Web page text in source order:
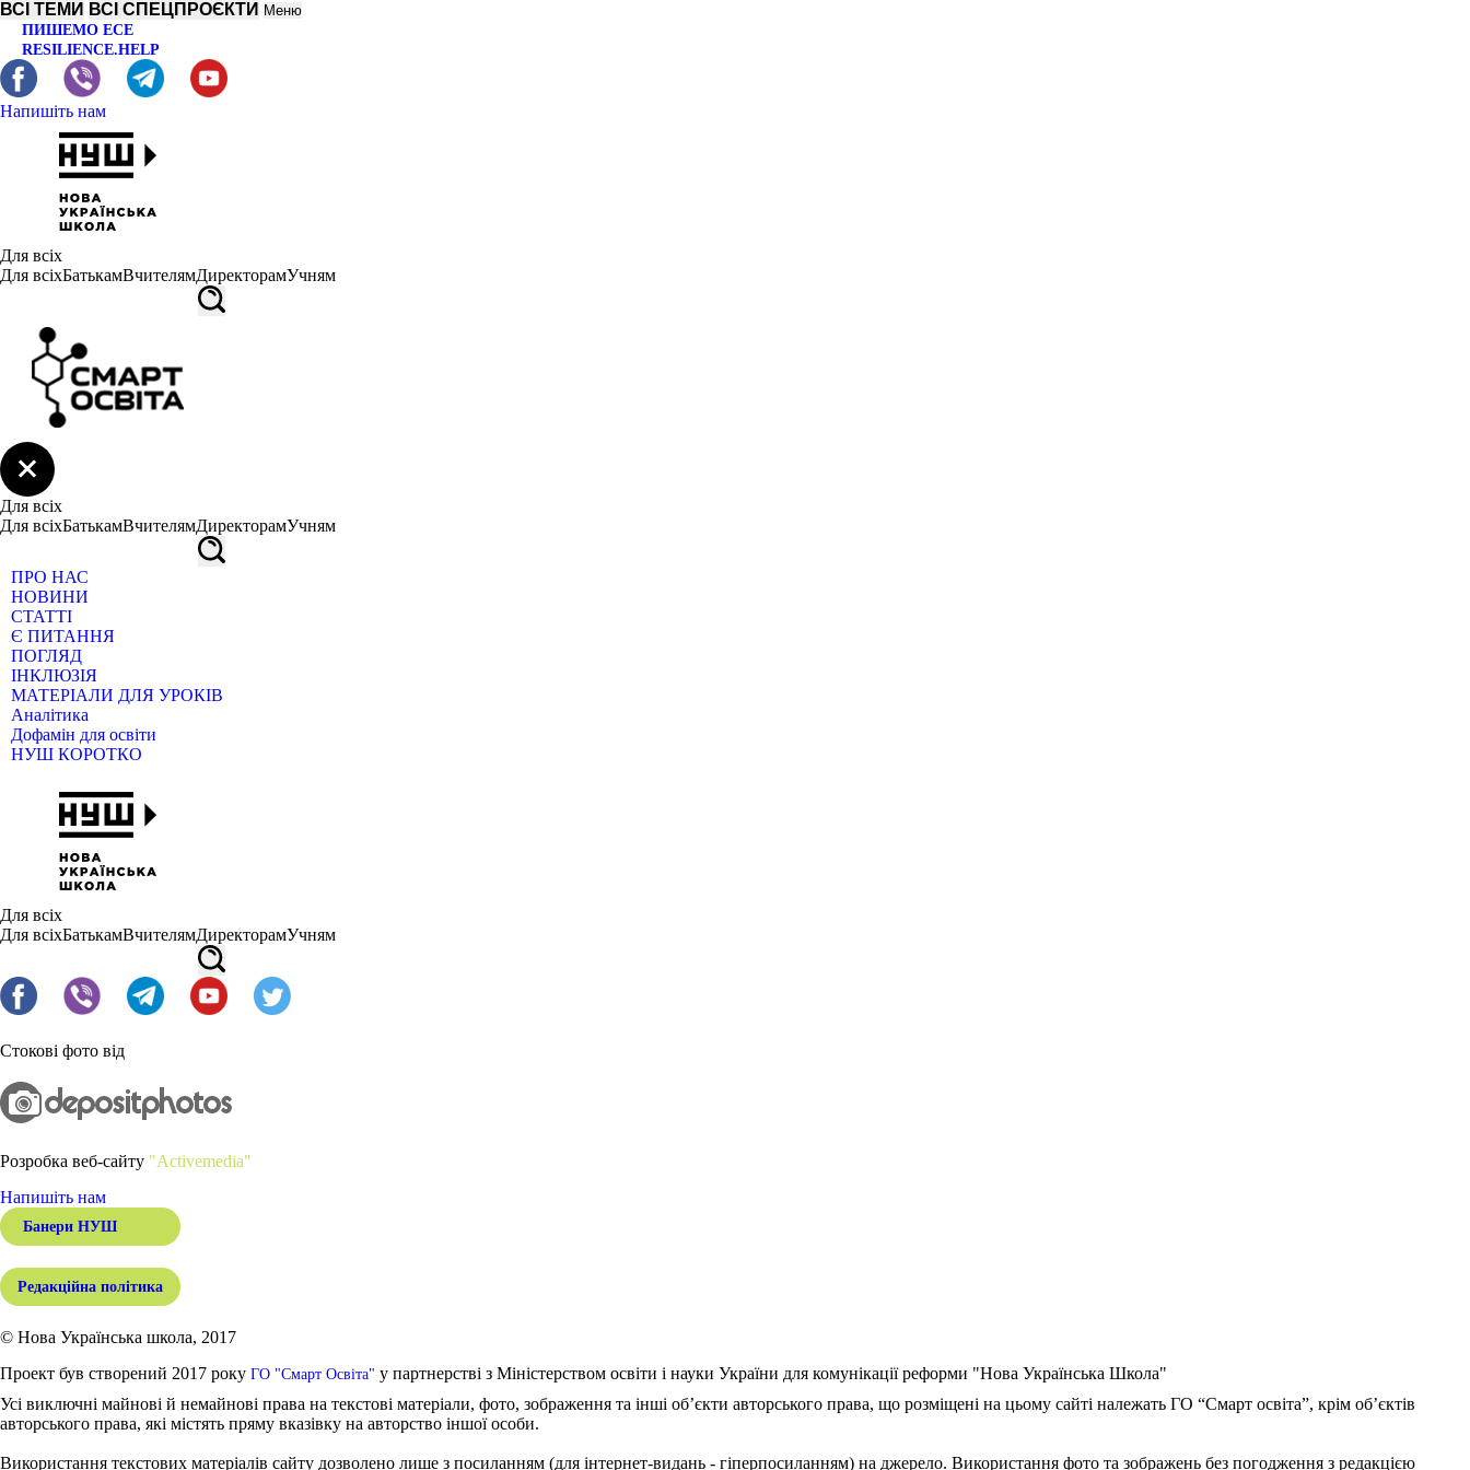
ВСІ ТЕМИ ВСІ СПЕЦПРОЄКТИ Меню
ПИШЕМО ЕСЕ
RESILIENCE.HELP
Напишіть нам
Для всіх
Для всіхБатькамВчителямДиректорамУчням
Для всіх
Для всіхБатькамВчителямДиректорамУчням
ПРО НАС
НОВИНИ
СТАТТІ
Є ПИТАННЯ
ПОГЛЯД
ІНКЛЮЗІЯ
МАТЕРІАЛИ ДЛЯ УРОКІВ
Аналітика
Дофамін для освіти
НУШ КОРОТКО
Для всіх
Для всіхБатькамВчителямДиректорамУчням
Стокові фото від
Розробка веб-сайту "Activemedia"
Напишіть нам
Банери НУШ
Редакційна політика
© Нова Українська школа, 2017
Проект був створений 2017 року ГО "Смарт Освіта" у партнерстві з Міністерством освіти і науки України для комунікації реформи "Нова Українська Школа"
Усі виключні майнові й немайнові права на текстові матеріали, фото, зображення та інші об’єкти авторського права, що розміщені на цьому сайті належать ГО “Смарт освіта”, крім об’єктів
авторського права, які містять пряму вказівку на авторство іншої особи.
Використання текстових матеріалів сайту дозволено лише з посиланням (для інтернет-видань - гіперпосиланням) на джерело. Використання фото та зображень без погодження з редакцією